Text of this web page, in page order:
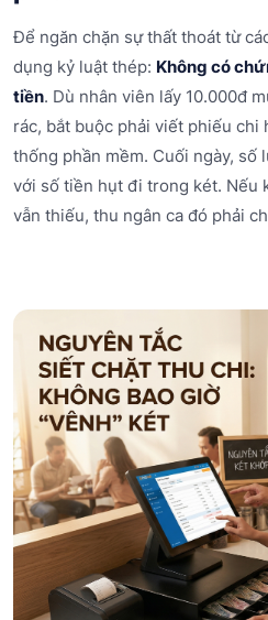
Để ngăn chặn sự thất thoát từ
dụng kỷ luật thép: Không có
tiền. Dù nhân viên lấy 10.000đ
rác, bắt buộc phải viết phiếu chi
thống phần mềm. Cuối ngày, số
với số tiền hụt đi trong két. Nếu
vẫn thiếu, thu ngân ca đó phải